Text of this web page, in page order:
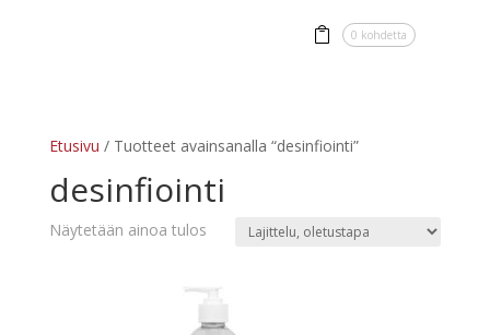
0 kohdetta
Etusivu / Tuotteet avainsanalla “desinfiointi”
desinfiointi
Näytetään ainoa tulos